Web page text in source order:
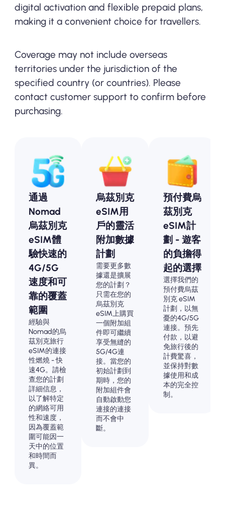
digital activation and flexible prepaid plans,
making it a convenient choice for travellers.
Coverage may not include overseas
territories under the jurisdiction of the
specified country (or countries). Please
contact customer support to confirm before
purchasing.
通過
Nomad
烏茲別克
eSIM體
驗快速的
4G/5G
速度和可
靠的覆蓋
範圍
經驗與
Nomad的烏
茲別克旅行
eSIM的連接
性燃燒 - 快
速4G。請檢
查您的計劃
詳細信息，
以了解特定
的網絡可用
性和速度，
因為覆蓋範
圍可能因一
天中的位置
和時間而
異。
烏茲別克
eSIM用
戶的靈活
附加數據
計劃
需要更多數
據還是擴展
您的計劃？
只需在您的
烏茲別克
eSIM上購買
一個附加組
件即可繼續
享受無縫的
5G/4G連
接。當您的
初始計劃到
期時，您的
附加組件會
自動啟動您
連接的連接
而不會中
斷。
預付費烏
茲別克
eSIM計
劃 - 遊客
的負擔得
起的選擇
選擇我們的
預付費烏茲
別克 eSIM
計劃，以無
憂的4G/5G
連接。預先
付款，以避
免旅行後的
計費驚喜，
並保持對數
據使用和成
本的完全控
制。